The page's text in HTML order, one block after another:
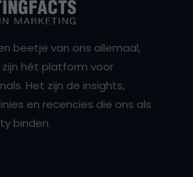
beetje van ons allemaal,
zijn hét platform voor
Het zijn de insights,
en recencies die ons als
binden.